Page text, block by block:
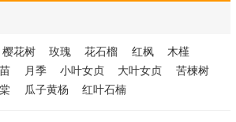
樱花树 玫瑰 花石榴 红枫
木槿
月季 小叶女贞 大叶女贞
苦楝树
瓜子黄杨 红叶石楠